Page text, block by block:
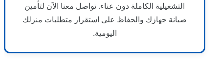
التشغيلية الكاملة دون عناء. تواصل معنا الآن لتأمين
صيانة جهازك والحفاظ على استقرار متطلبات منزلك
اليومية.